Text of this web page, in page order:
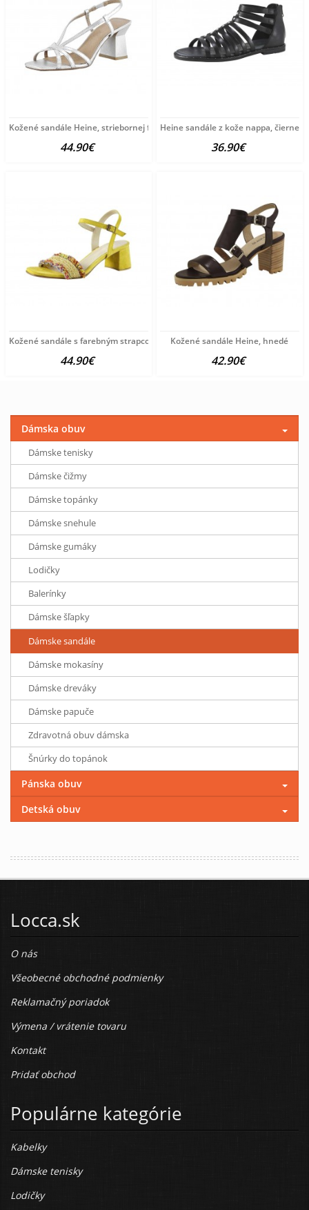
Kožené sandále Heine, striebornej farby
44.90€
Heine sandále z kože nappa, čierne
36.90€
Kožené sandále s farebným strapcovým pásom Heine, žlté
44.90€
Kožené sandále Heine, hnedé
42.90€
Dámska obuv
Dámske tenisky
Dámske čižmy
Dámske topánky
Dámske snehule
Dámske gumáky
Lodičky
Balerínky
Dámske šľapky
Dámske sandále
Dámske mokasíny
Dámske dreváky
Dámske papuče
Zdravotná obuv dámska
Šnúrky do topánok
Pánska obuv
Detská obuv
Locca.sk
O nás
Všeobecné obchodné podmienky
Reklamačný poriadok
Výmena / vrátenie tovaru
Kontakt
Pridať obchod
Populárne kategórie
Kabelky
Dámske tenisky
Lodičky